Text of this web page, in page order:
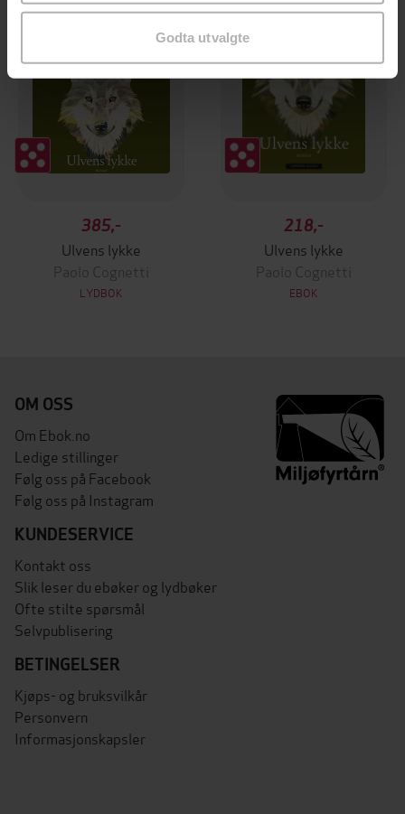
Godta utvalgte
385,-
Ulvens lykke
Paolo Cognetti
LYDBOK
218,-
Ulvens lykke
Paolo Cognetti
EBOK
OM OSS
Om Ebok.no
Ledige stillinger
Følg oss på Facebook
Følg oss på Instagram
KUNDESERVICE
Kontakt oss
Slik leser du ebøker og lydbøker
Ofte stilte spørsmål
Selvpublisering
BETINGELSER
Kjøps- og bruksvilkår
Personvern
Informasjonskapsler